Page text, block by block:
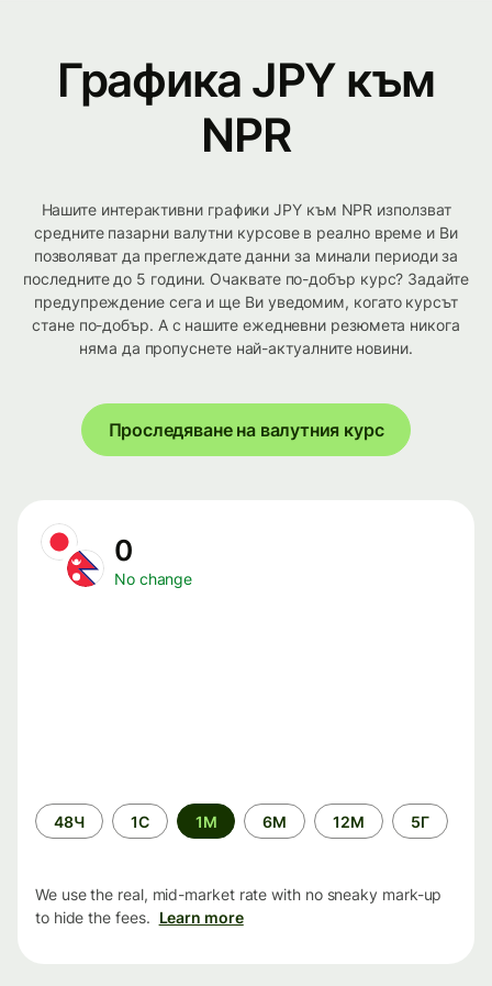
Графика JPY към
NPR
Нашите интерактивни графики JPY към NPR използват
средните пазарни валутни курсове в реално време и Ви
позволяват да преглеждате данни за минали периоди за
последните до 5 години. Очаквате по-добър курс? Задайте
предупреждение сега и ще Ви уведомим, когато курсът
стане по-добър. А с нашите ежедневни резюмета никога
няма да пропуснете най-актуалните новини.
Проследяване на валутния курс
0
No change
Time
period
48Ч 1С 1М 6М 12М 5Г
We use the real, mid-market rate with no sneaky mark-up
to hide the fees. Learn more